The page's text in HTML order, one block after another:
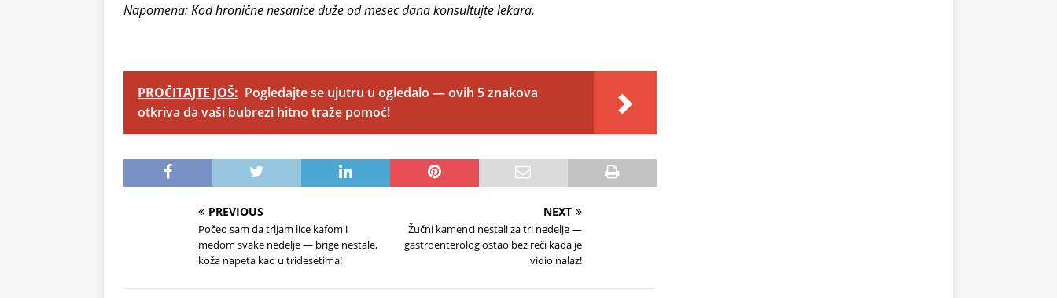
Napomena: Kod hronične nesanice duže od mesec dana konsultujte lekara.
PROČITAJTE JOŠ: Pogledajte se ujutru u ogledalo — ovih 5 znakova
otkriva da vaši bubrezi hitno traže pomoć!
PREVIOUS
Počeo sam da trljam lice kafom i
medom svake nedelje — brige nestale,
koža napeta kao u tridesetima!
NEXT
Žučni kamenci nestali za tri nedelje —
gastroenterolog ostao bez reči kada je
vidio nalaz!